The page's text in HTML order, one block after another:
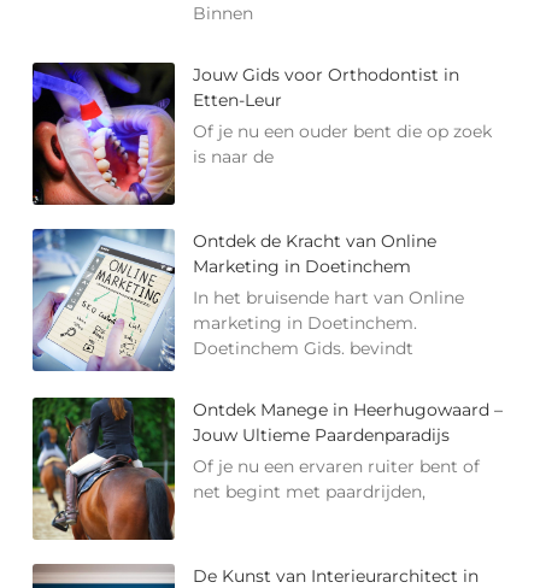
Binnen
Jouw Gids voor Orthodontist in
Etten-Leur
Of je nu een ouder bent die op zoek
is naar de
Ontdek de Kracht van Online
Marketing in Doetinchem
In het bruisende hart van Online
marketing in Doetinchem.
Doetinchem Gids. bevindt
Ontdek Manege in Heerhugowaard –
Jouw Ultieme Paardenparadijs
Of je nu een ervaren ruiter bent of
net begint met paardrijden,
De Kunst van Interieurarchitect in